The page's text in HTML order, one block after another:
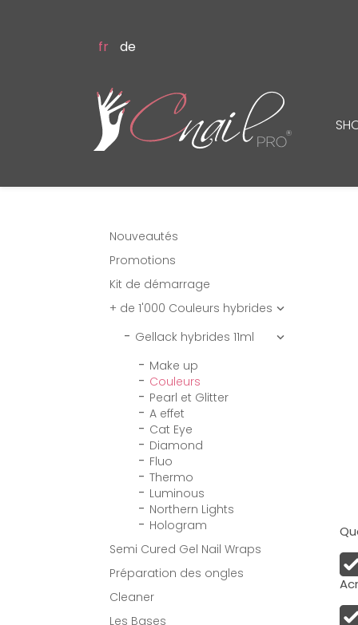
fr de
Nouveautés
Promotions
Kit de démarrage
+ de 1'000 Couleurs hybrides 
Gellack hybrides 11ml 
Make up
Couleurs
Pearl et Glitter
A effet
Cat Eye
Diamond
Fluo
Thermo
Luminous
Northern Lights
Hologram
Semi Cured Gel Nail Wraps
Préparation des ongles
Cleaner
Les Bases